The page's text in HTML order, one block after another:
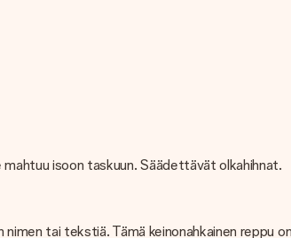
isoon taskuun. Säädettävät olkahihnat.
tai tekstiä. Tämä keinonahkainen reppu